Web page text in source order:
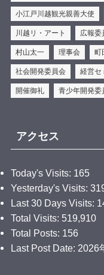
先日は、川越クリー
参加してきたぞ🧹✨
川越のまちは、た
「守りたい」という
歴史ある蔵造りのま
あってこそ、今の
きたぞ🫡
みんなが気持ちよ
参加された皆さん、
.
#川越青年会議所 #川
相互フォロー
小江戸川越観光親善大使
川越リ・アート 広報委
村山太一 理事会 町
社会開発委員会 経営セ
開催御礼 青少年開発委
アクセス
Today's Visits: 165
Yesterday's Visits:
Last 30 Days Visits:
Total Visits: 519,910
Total Posts: 156
Last Post Date: 2026